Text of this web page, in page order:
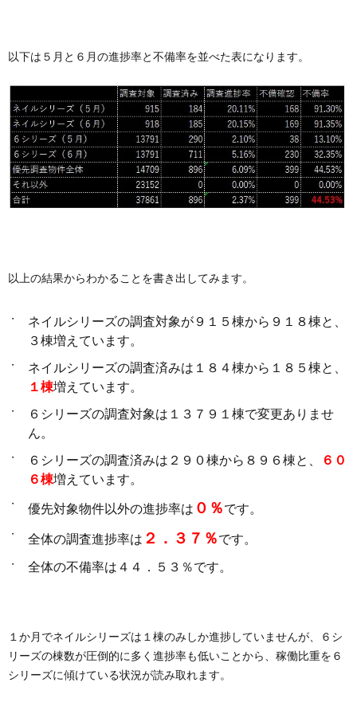
以下は５月と６月の進捗率と不備率を並べた表になります。
以上の結果からわかることを書き出してみます。
ネイルシリーズの調査対象が９１５棟から９１８棟と、
３棟増えています。
ネイルシリーズの調査済みは１８４棟から１８５棟と、
１棟増えています。
６シリーズの調査対象は１３７９１棟で変更ありませ
ん。
６シリーズの調査済みは２９０棟から８９６棟と、
６０
６棟増えています。
優先対象物件以外の進捗率は ０％です。
全体の調査進捗率は ２．３７％です。
全体の不備率は４４．５３％です。
１か月でネイルシリーズは１棟のみしか進捗していませんが、６シ
リーズの棟数が圧倒的に多く進捗率も低いことから、稼働比重を６
シリーズに傾けている状況が読み取れます。